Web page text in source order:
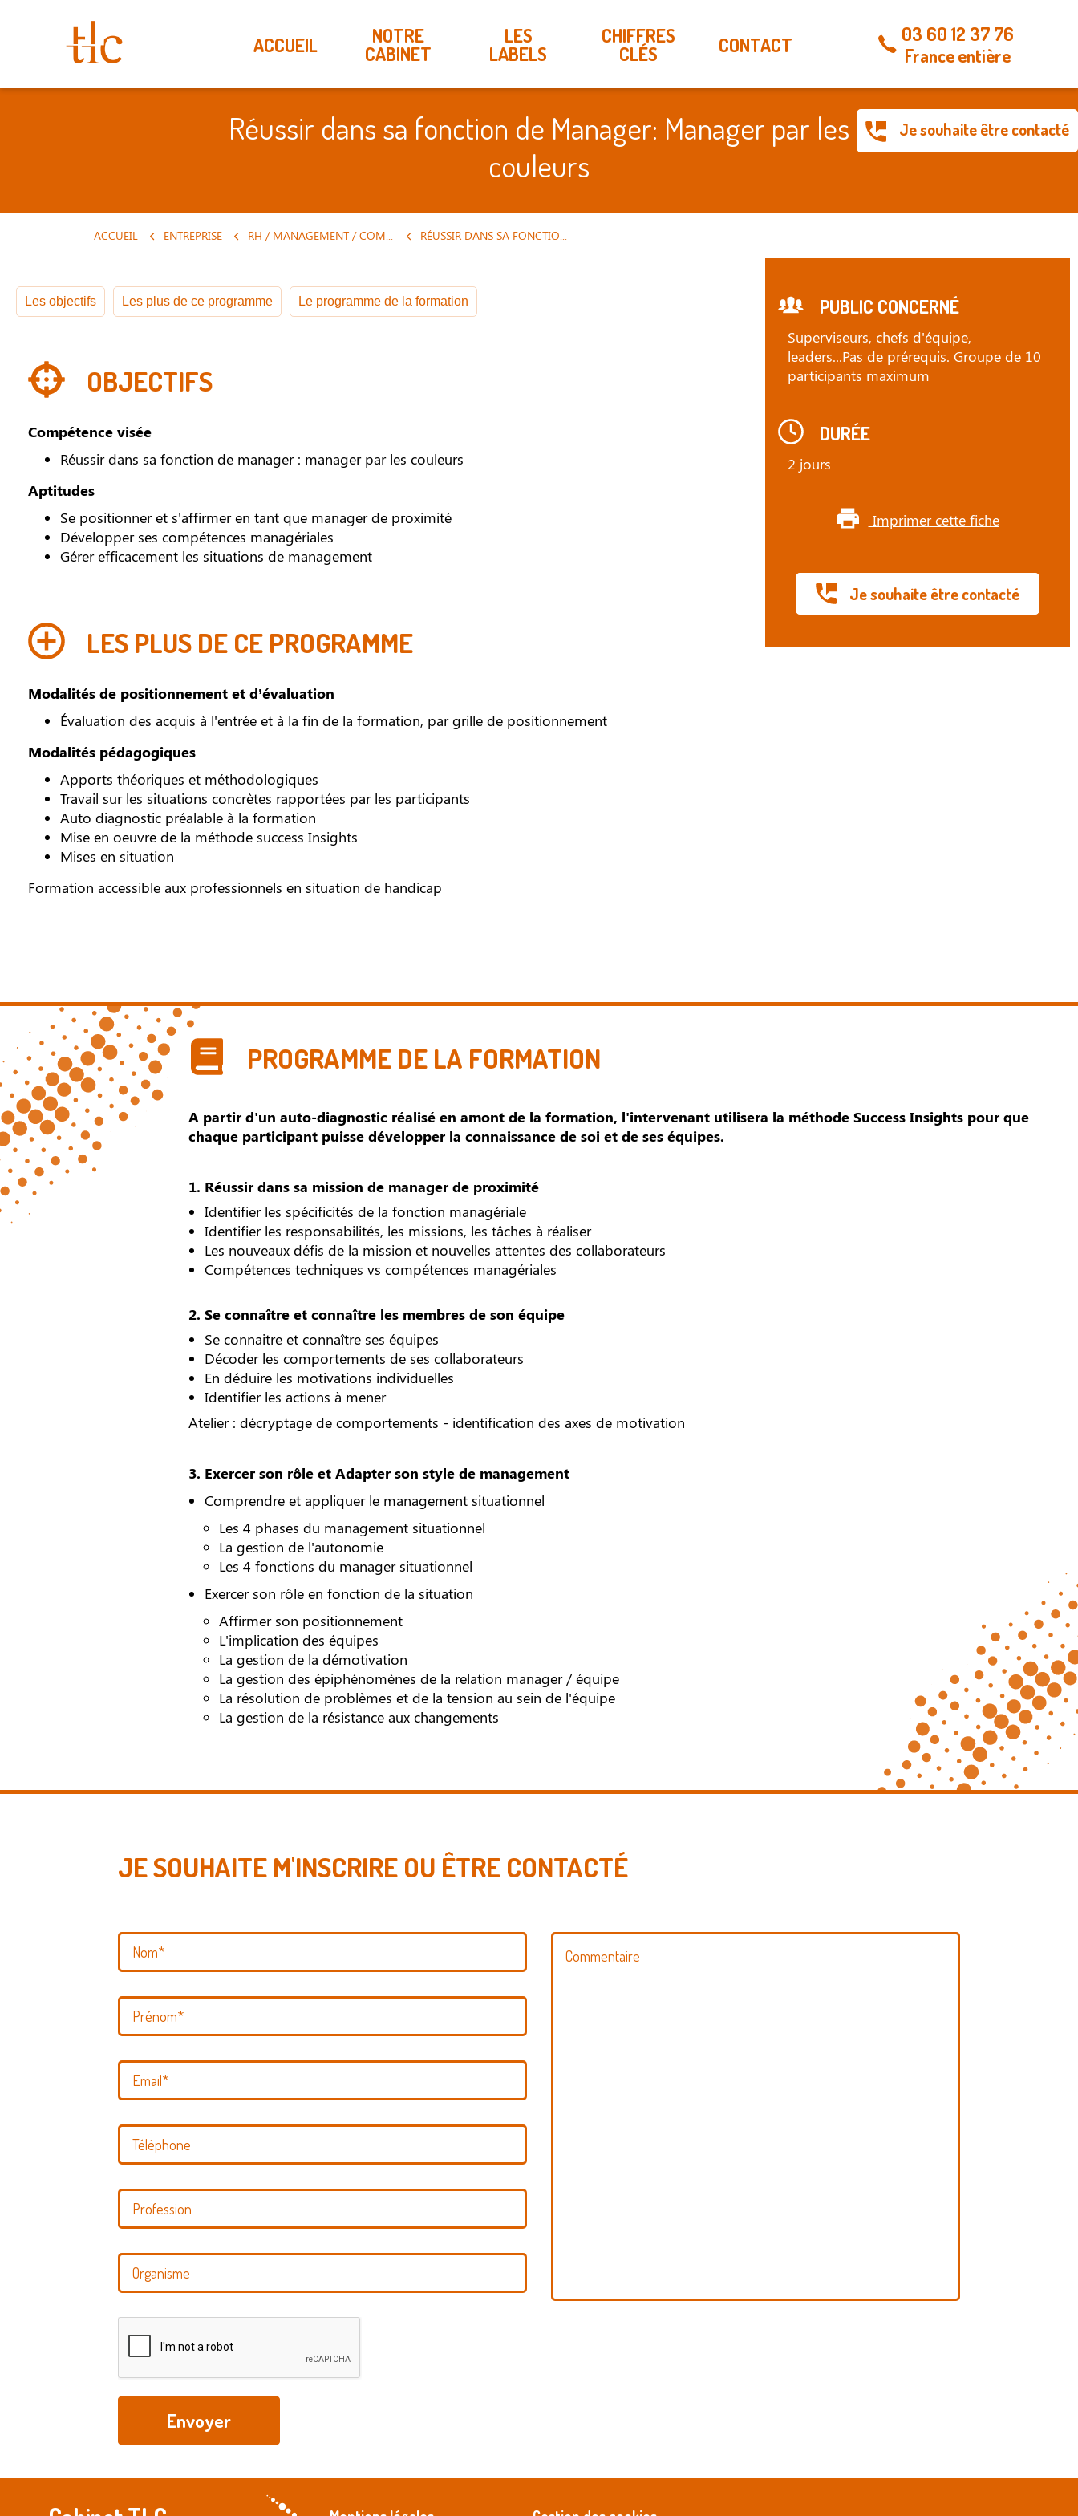
ACCUEIL NOTRE
CABINET
LES
LABELS
CHIFFRES
CLÉS CONTACT 03 60 12 37 76
France entière
Réussir dans sa fonction de Manager: Manager par les
couleurs
Je souhaite être contacté
ACCUEIL ENTREPRISE RH / MANAGEMENT / COMMUNICATION RÉUSSIR DANS SA FONCTION DE MANAGER: MANAGER PAR LES COULEURS
Les objectifs Les plus de ce programme Le programme de la formation
OBJECTIFS
Compétence visée
Réussir dans sa fonction de manager : manager par les couleurs
Aptitudes
Se positionner et s'affirmer en tant que manager de proximité
Développer ses compétences managériales
Gérer efficacement les situations de management
LES PLUS DE CE PROGRAMME
Modalités de positionnement et d’évaluation
Évaluation des acquis à l'entrée et à la fin de la formation, par grille de positionnement
Modalités pédagogiques
Apports théoriques et méthodologiques
Travail sur les situations concrètes rapportées par les participants
Auto diagnostic préalable à la formation
Mise en oeuvre de la méthode success Insights
Mises en situation
Formation accessible aux professionnels en situation de handicap
PUBLIC CONCERNÉ
Superviseurs, chefs d'équipe,
leaders...Pas de prérequis. Groupe de 10
participants maximum
DURÉE
2 jours
Imprimer cette fiche
Je souhaite être contacté
PROGRAMME DE LA FORMATION
A partir d'un auto-diagnostic réalisé en amont de la formation, l'intervenant utilisera la méthode Success Insights pour que
chaque participant puisse développer la connaissance de soi et de ses équipes.
1. Réussir dans sa mission de manager de proximité
Identifier les spécificités de la fonction managériale
Identifier les responsabilités, les missions, les tâches à réaliser
Les nouveaux défis de la mission et nouvelles attentes des collaborateurs
Compétences techniques vs compétences managériales
2. Se connaître et connaître les membres de son équipe
Se connaitre et connaître ses équipes
Décoder les comportements de ses collaborateurs
En déduire les motivations individuelles
Identifier les actions à mener
Atelier : décryptage de comportements - identification des axes de motivation
3. Exercer son rôle et Adapter son style de management
Comprendre et appliquer le management situationnel
Les 4 phases du management situationnel
La gestion de l'autonomie
Les 4 fonctions du manager situationnel
Exercer son rôle en fonction de la situation
Affirmer son positionnement
L'implication des équipes
La gestion de la démotivation
La gestion des épiphénomènes de la relation manager / équipe
La résolution de problèmes et de la tension au sein de l'équipe
La gestion de la résistance aux changements
JE SOUHAITE M'INSCRIRE OU ÊTRE CONTACTÉ
Envoyer